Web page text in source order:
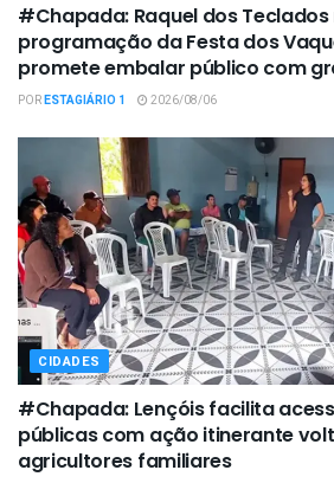
#Chapada: Raquel dos
programação da Festa dos
promete embalar público com
PORESTAGIÁRIO 1 2026/08/06
CIDADES
#Chapada: Lençóis facilita
públicas com ação itinerante
agricultores familiares